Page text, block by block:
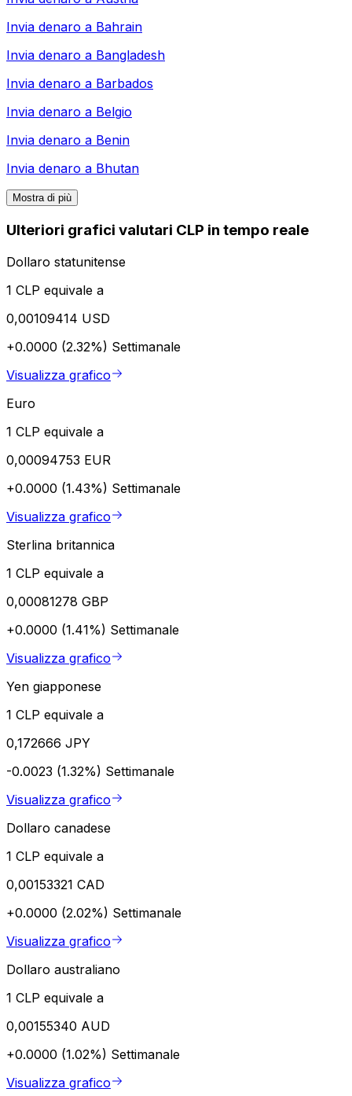
Invia denaro a Bahrain
Invia denaro a Bangladesh
Invia denaro a Barbados
Invia denaro a Belgio
Invia denaro a Benin
Invia denaro a Bhutan
Mostra di più
Ulteriori grafici valutari CLP in tempo reale
Dollaro statunitense
1 CLP equivale a
0,00109414 USD
+0.0000 (2.32%) Settimanale
Visualizza grafico
Euro
1 CLP equivale a
0,00094753 EUR
+0.0000 (1.43%) Settimanale
Visualizza grafico
Sterlina britannica
1 CLP equivale a
0,00081278 GBP
+0.0000 (1.41%) Settimanale
Visualizza grafico
Yen giapponese
1 CLP equivale a
0,172666 JPY
-0.0023 (1.32%) Settimanale
Visualizza grafico
Dollaro canadese
1 CLP equivale a
0,00153321 CAD
+0.0000 (2.02%) Settimanale
Visualizza grafico
Dollaro australiano
1 CLP equivale a
0,00155340 AUD
+0.0000 (1.02%) Settimanale
Visualizza grafico